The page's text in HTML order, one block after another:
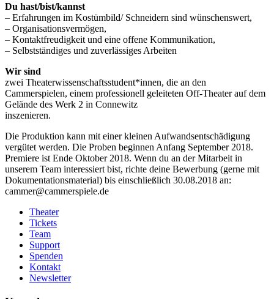
Du hast/bist/kannst
– Erfahrungen im Kostümbild/ Schneidern sind wünschenswert,
– Organisationsvermögen,
– Kontaktfreudigkeit und eine offene Kommunikation,
– Selbstständiges und zuverlässiges Arbeiten
Wir sind
zwei Theaterwissenschaftsstudent*innen, die an den
Cammerspielen, einem professionell geleiteten Off-Theater auf dem
Gelände des Werk 2 in Connewitz
inszenieren.
Die Produktion kann mit einer kleinen Aufwandsentschädigung
vergütet werden. Die Proben beginnen Anfang September 2018.
Premiere ist Ende Oktober 2018. Wenn du an der Mitarbeit in
unserem Team interessiert bist, richte deine Bewerbung (gerne mit
Dokumentationsmaterial) bis einschließlich 30.08.2018 an:
cammer@cammerspiele.de
Theater
Tickets
Team
Support
Spenden
Kontakt
Newsletter